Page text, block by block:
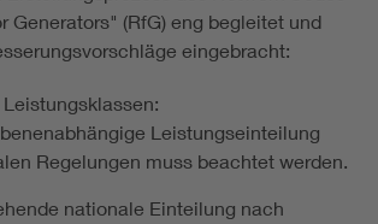
Generators" (RfG) eng begleitet und
eingebracht:
Leistungseinteilung
Regelungen muss beachtet werden.
nationale Einteilung nach